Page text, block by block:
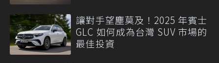
讓對手望塵莫及！2025 年賓士
GLC 如何成為台灣 SUV 市場的
最佳投資